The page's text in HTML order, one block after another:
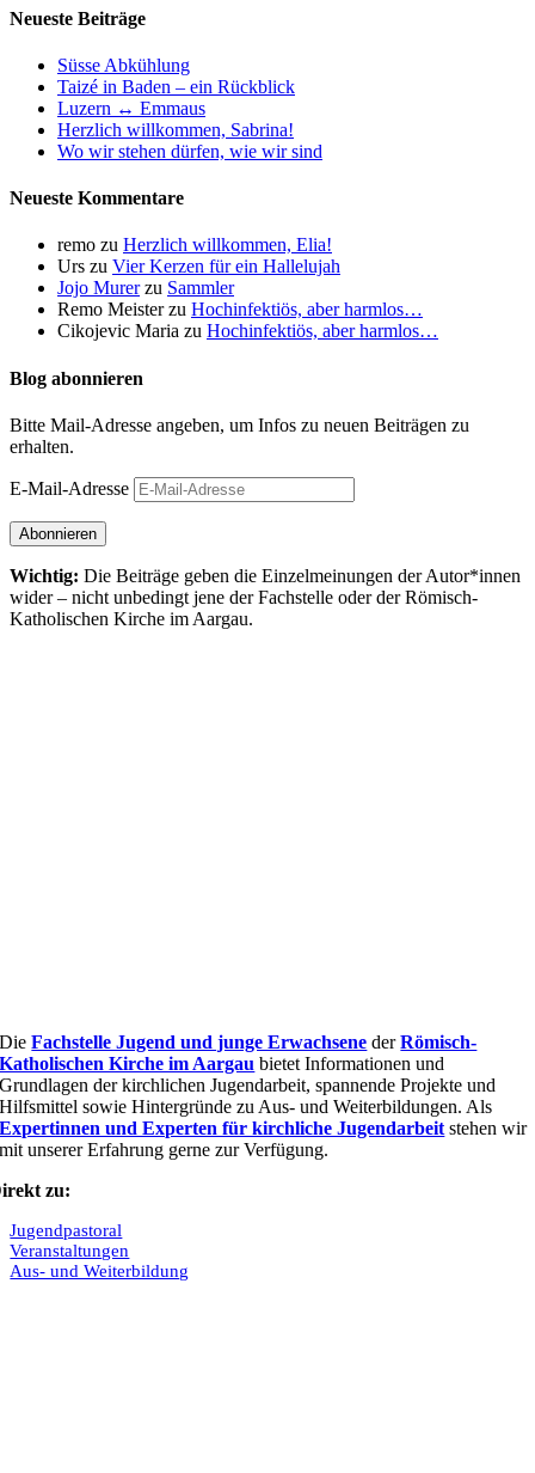
Neueste Beiträge
Süsse Abkühlung
Taizé in Baden – ein Rückblick
Luzern ↔ Emmaus
Herzlich willkommen, Sabrina!
Wo wir stehen dürfen, wie wir sind
Neueste Kommentare
remo zu Herzlich willkommen, Elia!
Urs zu Vier Kerzen für ein Hallelujah
Jojo Murerzu Sammler
Remo Meisterzu Hochinfektiös, aber harmlos…
Cikojevic Maria zu Hochinfektiös, aber harmlos…
Blog abonnieren
Bitte Mail-Adresse angeben, um Infos zu neuen Beiträgen zu
erhalten.
E-Mail-Adresse
Abonnieren
Wichtig: Die Beiträge geben die Einzel­meinungen der Autor*innen
wider – nicht unbedingt jene der Fach­stelle oder der Römisch-
Katholischen Kirche im Aargau.
DieFachstelle Jugend und junge Erwachsene derRömisch-
Katholischen Kirche im Aargau bietet Informationen und
Grundlagen der kirchlichen Jugendarbeit, spannende Projekte und
Hilfsmittel sowie Hintergründe zu Aus- und Weiterbildungen. Als
Expertinnen und Experten für kirchliche Jugendarbeit stehen wir
mit unserer Erfahrung gerne zur Verfügung.
zu:
Jugendpastoral
Veranstaltungen
Aus- und Weiterbildung